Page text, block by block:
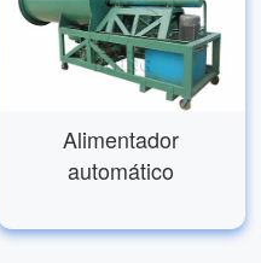
Alimentador
automático